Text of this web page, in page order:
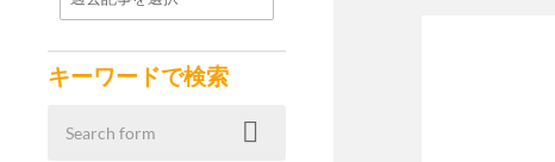
キーワードで検索